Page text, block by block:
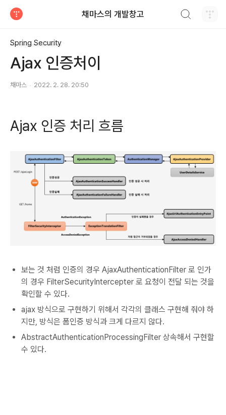
채마스의 개발창고
Spring Security
Ajax 인증처이
채마스 2022. 2. 28. 20:50
Ajax 인증 처리 흐름
보는 것 처럼 인증의 경우 AjaxAuthenticationFilter 로 인가
의 경우 FilterSecurityIntercepter 로 요청이 전달 되는 것을
확인할 수 있다.
ajax 방식으로 구현하기 위해서 각각의 클래스 구현해 줘야 하
지만, 방식은 폼인증 방식과 크게 다르지 않다.
AbstractAuthenticationProcessingFilter 상속해서 구현할
수 있다.